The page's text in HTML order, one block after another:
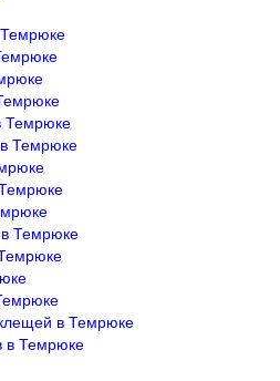
Темрюке
Темрюке
Темрюке
в Темрюке
в Темрюке